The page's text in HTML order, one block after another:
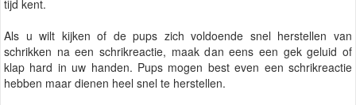
tijd kent.
Als u wilt kijken of de pups zich voldoende snel herstellen van
schrikken na een schrikreactie, maak dan eens een gek geluid of
klap hard in uw handen. Pups mogen best even een schrikreactie
hebben maar dienen heel snel te herstellen.